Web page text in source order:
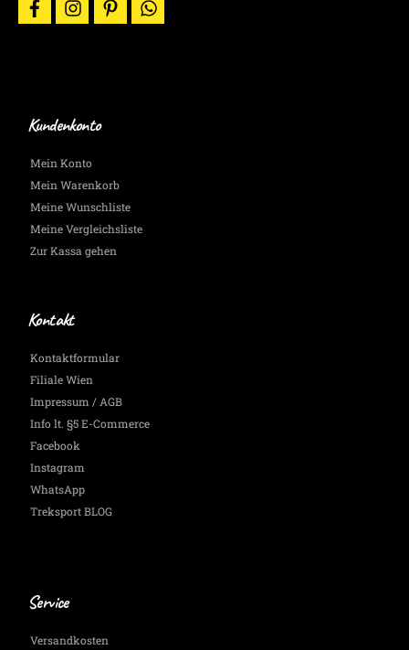
Mail.
Wir
Laufenden.
facebookinstagrampinterestwhatsapp
Kundenkonto
Mein Konto
Mein Warenkorb
Meine Wunschliste
Meine Vergleichsliste
Zur Kassa gehen
Kontakt
Kontaktformular
Filiale Wien
Impressum / AGB
Info lt. §5 E-Commerce
Facebook
Instagram
WhatsApp
Treksport BLOG
Service
Versandkosten